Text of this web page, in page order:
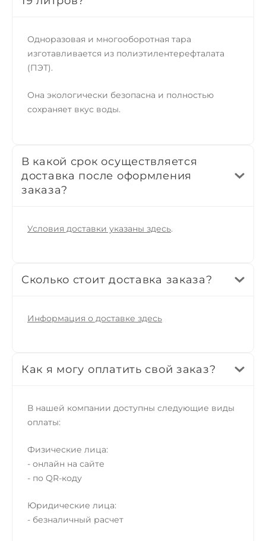
Одноразовая и многооборотная тара
изготавливается из полиэтилентерефталатa
(ПЭТ).
Она экологически безопасна и полностью
сохраняет вкус воды.
В какой срок осуществляется
доставка после оформления
заказа?
Условия доставки указаны здесь.
Сколько стоит доставка заказа?
Информация о доставке здесь
Как я могу оплатить свой заказ?
В нашей компании доступны следующие виды
оплаты:
Физические лица:
- онлайн на сайте
- по QR-коду
Юридические лица:
- безналичный расчет